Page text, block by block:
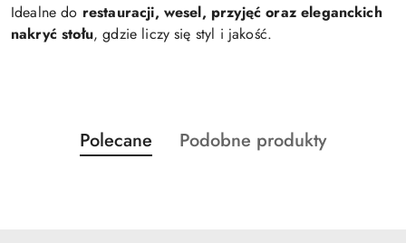
Idealne do restauracji, wesel, przyjęć oraz eleganckich
nakryć stołu, gdzie liczy się styl i jakość.
Pomiń karuzelę produktów
Produkty
o
Polecane
Produkty
Podobne produkty